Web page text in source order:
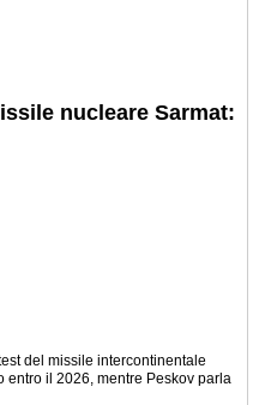
nucleare Sarmat:
del missile intercontinentale
entro il 2026, mentre Peskov parla